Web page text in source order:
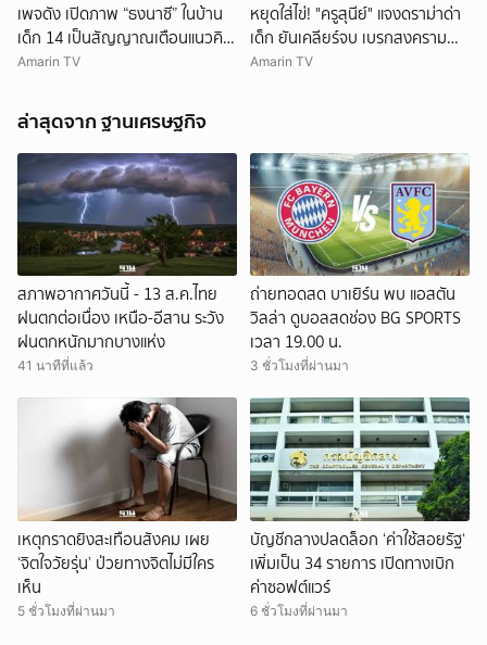
เพจดัง เปิดภาพ “ธงนาซี” ในบ้าน
เด็ก 14 เป็นสัญญาณเตือนแนวคิด
สุดโต่ง
Amarin TV
หยุดใส่ไข่! "ครูสุนีย์" แจงดราม่าด่า
เด็ก ยันเคลียร์จบ เบรกสงคราม
Gen
Amarin TV
ล่าสุดจาก ฐานเศรษฐกิจ
สภาพอากาศวันนี้ - 13 ส.ค.ไทย
ฝนตกต่อเนื่อง เหนือ-อีสาน ระวัง
ฝนตกหนักมากบางแห่ง
41 นาทีที่แล้ว
ถ่ายทอดสด บาเยิร์น พบ แอสตัน
วิลล่า ดูบอลสดช่อง BG SPORTS
เวลา 19.00 น.
3 ชั่วโมงที่ผ่านมา
เหตุกราดยิงสะเทือนสังคม เผย
‘จิตใจวัยรุ่น’ ป่วยทางจิตไม่มีใคร
เห็น
5 ชั่วโมงที่ผ่านมา
บัญชีกลางปลดล็อก ‘ค่าใช้สอยรัฐ‘
เพิ่มเป็น 34 รายการ เปิดทางเบิก
ค่าซอฟต์แวร์
6 ชั่วโมงที่ผ่านมา